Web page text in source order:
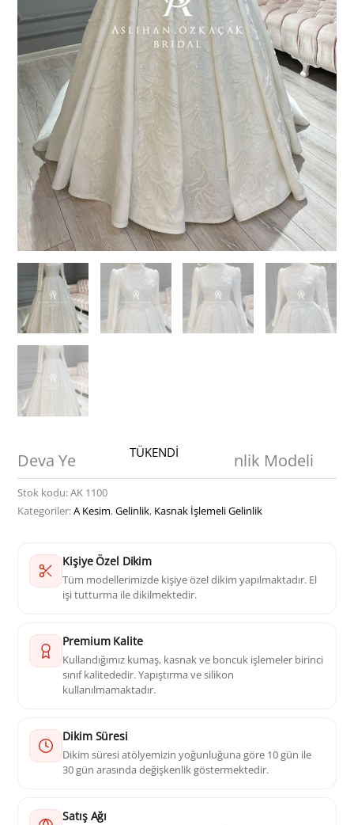
TÜKENDİ
Deva Yeni Sezon Tesettür Gelinlik Modeli
Stok kodu:AK 1100
Kategoriler:A Kesim,Gelinlik, Kasnak İşlemeli Gelinlik
Kişiye Özel Dikim
Tüm modellerimizde kişiye özel dikim yapılmaktadır. El
işi tutturma ile dikilmektedir.
Premium Kalite
Kullandığımız kumaş, kasnak ve boncuk işlemeler birinci
sınıf kalitededir. Yapıştırma ve silikon
kullanılmamaktadır.
Dikim Süresi
Dikim süresi atölyemizin yoğunluğuna göre 10 gün ile
30 gün arasında değişkenlik göstermektedir.
Satış Ağı